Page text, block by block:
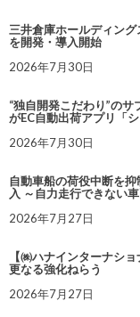
三井倉庫ホールディング
を開発・導入開始
2026年7月30日
“独自開発こだわり”の
がEC自動出荷アプリ「
2026年7月30日
自動車船の荷役中断を
入 ～自力走行できない
2026年7月27日
【㈱ハナインターナシ
更なる強化ねらう
2026年7月27日